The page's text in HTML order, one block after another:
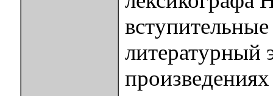
литературный